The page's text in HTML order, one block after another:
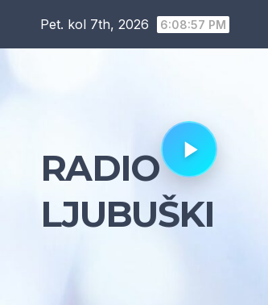
Pet. kol 7th, 2026 6:08:58 PM
RADIO
LJUBUŠKI